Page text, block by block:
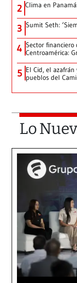
2 Clima en
3 Sumit Seth:
4 Sector
Centroamérica:
5 El Cid, el
pueblos del
Lo